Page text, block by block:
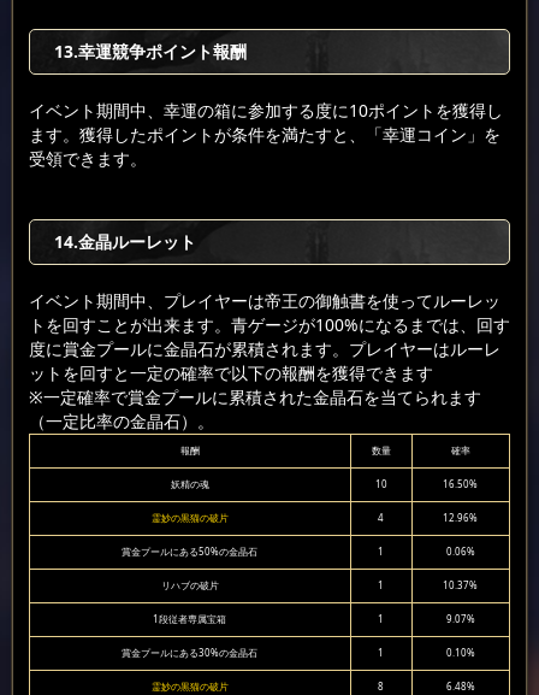
13.幸運競争ポイント報酬
イベント期間中、幸運の箱に参加する度に10ポイントを獲得し
ます。獲得したポイントが条件を満たすと、「幸運コイン」を
受領できます。
14.金晶ルーレット
イベント期間中、プレイヤーは帝王の御触書を使ってルーレッ
トを回すことが出来ます。青ゲージが100%になるまでは、回す
度に賞金プールに金晶石が累積されます。プレイヤーはルーレ
ットを回すと一定の確率で以下の報酬を獲得できます
※一定確率で賞金プールに累積された金晶石を当てられます
（一定比率の金晶石）。
報酬 数量 確率
妖精の魂 10 16.50%
霊妙の黒猫の破片 4 12.96%
賞金プールにある50%の金晶石 1 0.06%
リハブの破片 1 10.37%
1段従者専属宝箱 1 9.07%
賞金プールにある30%の金晶石 1 0.10%
霊妙の黒猫の破片 8 6.48%